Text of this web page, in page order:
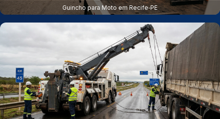
Guincho para Moto em Recife‑PE